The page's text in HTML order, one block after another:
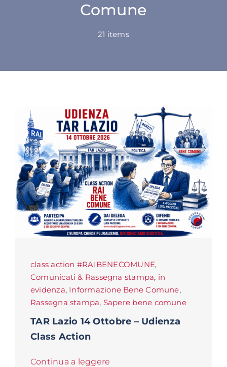
ATTIVITÀ
CONTATTI
Comune
21 items
class action #RAIBENECOMUNE,
Comunicati & Rassegna stampa, in
evidenza, Informazione Bene Comune,
Rassegna stampa, Sapere bene comune
TAR Lazio 14 Ottobre – Udienza
Class Action
Continua a leggere